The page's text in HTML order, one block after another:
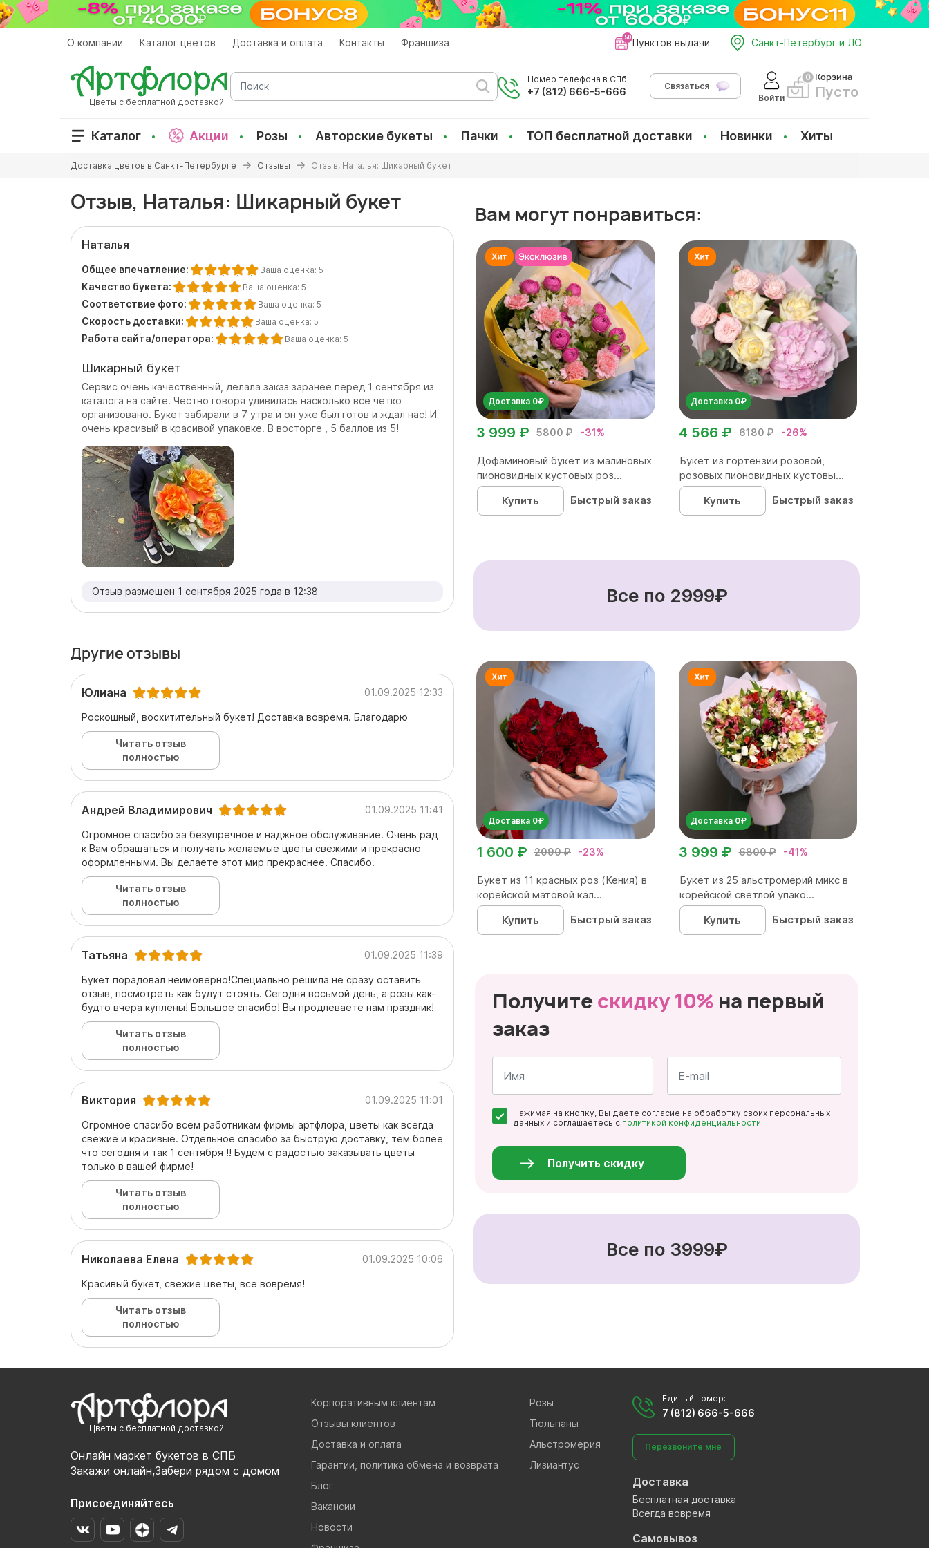
Перейти
к
О компании Каталог цветов Доставка и оплата Контакты Франшиза Пунктов выдачи Санкт-Петербург и ЛО
Цветы с бесплатной доставкой!
Поиск
Номер телефона в СПб:
+7 (812) 666-5-666
Связаться
Войти
Корзина
Пусто
Каталог Акции Розы Авторские букеты Пачки ТОП бесплатной доставки Новинки Хиты
здесь
Доставка цветов в Санкт-Петербурге Отзывы Отзыв, Наталья: Шикарный букет
Отзыв, Наталья: Шикарный букет
Наталья
Общее впечатление: Ваша оценка: 5
Качество букета: Ваша оценка: 5
Соответствие фото: Ваша оценка: 5
Скорость доставки: Ваша оценка: 5
Работа сайта/оператора: Ваша оценка: 5
Шикарный букет
Сервис очень качественный, делала заказ заранее перед 1 сентября из
каталога на сайте. Честно говоря удивилась насколько все четко
организовано. Букет забирали в 7 утра и он уже был готов и ждал нас! И
очень красивый в красивой упаковке. В восторге , 5 баллов из 5!
Отзыв размещен 1 сентября 2025 года в 12:38
Другие отзывы
Юлиана 01.09.2025 12:33
Роскошный, восхитительный букет! Доставка вовремя. Благодарю
Читать отзыв
полностью
Андрей Владимирович 01.09.2025 11:41
Огромное спасибо за безупречное и наджное обслуживание. Очень рад
к Вам обращаться и получать желаемые цветы свежими и прекрасно
оформленными. Вы делаете этот мир прекраснее. Спасибо.
Читать отзыв
полностью
Татьяна 01.09.2025 11:39
Букет порадовал неимоверно!Специально решила не сразу оставить
отзыв, посмотреть как будут стоять. Сегодня восьмой день, а розы как-
будто вчера куплены! Большое спасибо! Вы продлеваете нам праздник!
Читать отзыв
полностью
Виктория 01.09.2025 11:01
Огромное спасибо всем работникам фирмы артфлора, цветы как всегда
свежие и красивые. Отдельное спасибо за быструю доставку, тем более
что сегодня и так 1 сентября !! Будем с радостью заказывать цветы
только в вашей фирме!
Читать отзыв
полностью
Николаева Елена 01.09.2025 10:06
Красивый букет, свежие цветы, все вовремя!
Читать отзыв
полностью
Вам могут понравиться:
Доставка 0₽
5800 ₽ -31%
3 999 ₽
Дофаминовый букет из малиновых
пионовидных кустовых роз...
Купить
Быстрый заказ
Доставка 0₽
6180 ₽ -26%
4 566 ₽
Букет из гортензии розовой,
розовых пионовидных кустовы...
Купить
Быстрый заказ
Все по 2999₽
Доставка 0₽
2090 ₽ -23%
1 600 ₽
Букет из 11 красных роз (Кения) в
корейской матовой кал...
Купить
Быстрый заказ
Доставка 0₽
6800 ₽ -41%
3 999 ₽
Букет из 25 альстромерий микс в
корейской светлой упако...
Купить
Быстрый заказ
Получитескидку 10% на первый
заказ
*
*
Нажимая на кнопку, Вы даете согласие на обработку своих персональных
данных и соглашаетесь с политикой конфиденциальности
Получить скидку
Все по 3999₽
Цветы с бесплатной доставкой!
Онлайн маркет букетов в СПБ
Закажи онлайн,Забери рядом с домом
Присоединяйтесь
Корпоративным клиентам
Отзывы клиентов
Доставка и оплата
Гарантии, политика обмена и возврата
Блог
Вакансии
Новости
Розы
Тюльпаны
Альстромерия
Лизиантус
Единый номер:
7 (812) 666-5-666
Перезвоните мне
Доставка
Бесплатная доставка
Всегда вовремя
Самовывоз